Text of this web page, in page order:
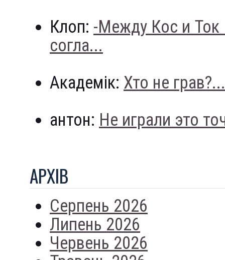
Клоп: -Между Кос и
согла...
Академік: Хто не грав?...
антон: Не играли это
АРХIВ
Серпень 2026
Липень 2026
Червень 2026